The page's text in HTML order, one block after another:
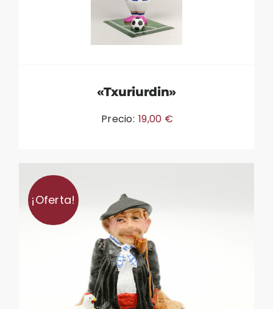
«Txuriurdin»
Precio: 19,00 €
¡Oferta!